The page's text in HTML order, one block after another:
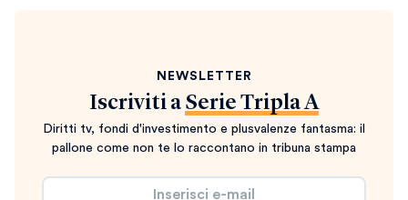
NEWSLETTER
Iscriviti a Serie Tripla A
Diritti tv, fondi d'investimento e plusvalenze fantasma: il
pallone come non te lo raccontano in tribuna stampa